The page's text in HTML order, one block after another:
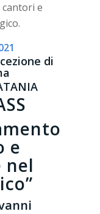
e
di
e
nel